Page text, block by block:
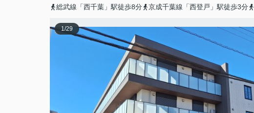
総武線「西千葉」駅徒歩8分
京成千葉線「西登戸」駅徒歩3分
1/29